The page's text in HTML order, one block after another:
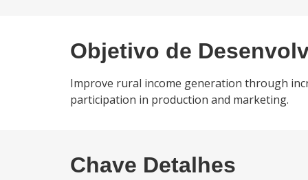
Objetivo de
Improve rural income generation through
participation in production and marketing.
Chave Detalhes